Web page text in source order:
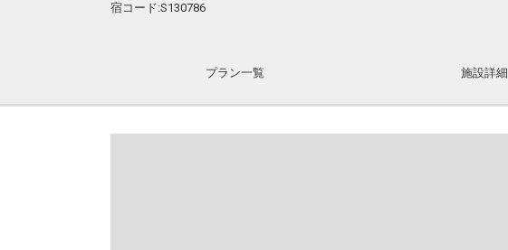
宿コード:S130786
プラン一覧 施設詳細